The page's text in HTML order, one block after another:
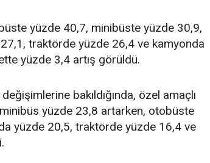
yüzde 40,7, minibüste yüzde 30,9,
traktörde yüzde 26,4 ve kamyonda
yüzde 3,4 artış görüldü.
bakıldığında, özel amaçlı
yüzde 23,8 artarken, otobüste
yüzde 20,5, traktörde yüzde 16,4 ve